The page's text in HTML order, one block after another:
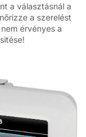
a választásnál a
a szerelést
érvényes a